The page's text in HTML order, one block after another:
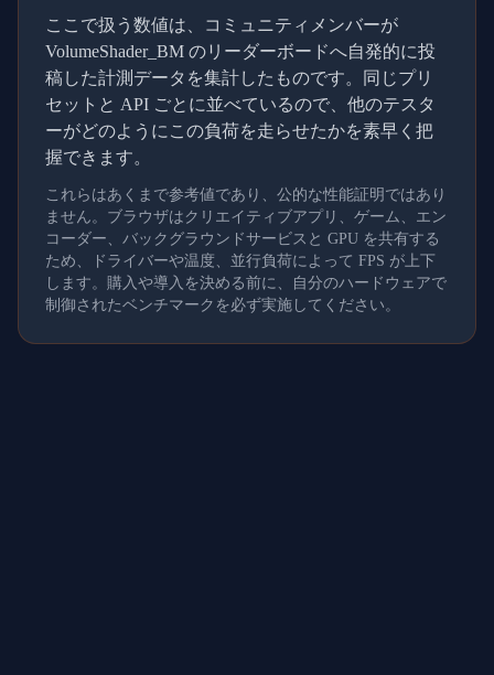
ここで扱う数値は、コミュニティメンバーが
VolumeShader_BM のリーダーボードへ自発的に投
稿した計測データを集計したものです。同じプリ
セットと API ごとに並べているので、他のテスタ
ーがどのようにこの負荷を走らせたかを素早く把
握できます。
これらはあくまで参考値であり、公的な性能証明ではあり
ません。ブラウザはクリエイティブアプリ、ゲーム、エン
コーダー、バックグラウンドサービスと GPU を共有する
ため、ドライバーや温度、並行負荷によって FPS が上下
します。購入や導入を決める前に、自分のハードウェアで
制御されたベンチマークを必ず実施してください。